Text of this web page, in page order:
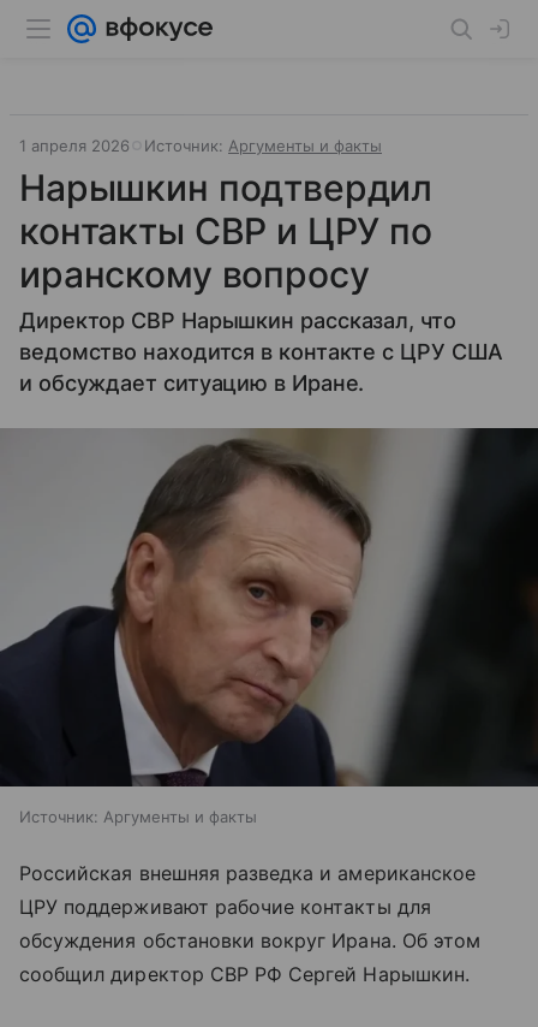
1 апреля 2026 Источник: Аргументы и факты
Нарышкин подтвердил
контакты СВР и ЦРУ по
иранскому вопросу
Директор СВР Нарышкин рассказал, что
ведомство находится в контакте с ЦРУ США
и обсуждает ситуацию в Иране.
Источник: Аргументы и факты
Российская внешняя разведка и американское
ЦРУ поддерживают рабочие контакты для
обсуждения обстановки вокруг Ирана. Об этом
сообщил директор СВР РФ Сергей Нарышкин.